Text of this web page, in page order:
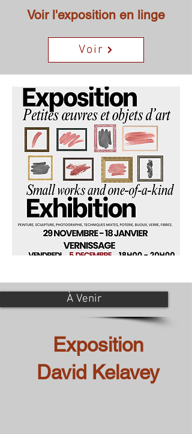
Voir l'exposition en linge
Voir
À Venir
Exposition
David Kelavey